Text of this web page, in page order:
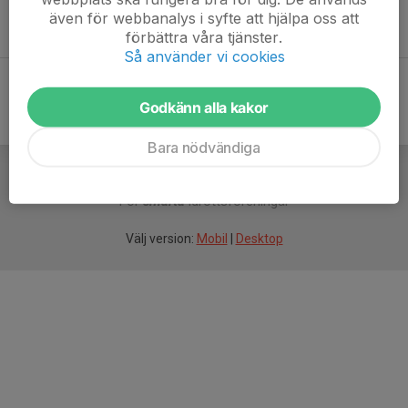
Onsdag 18:30 - 20:00 (alla nivåer)
Fredag 17:00 - 18:30 (öppen matta)
Försmartaidrottsföreningar
Välj version: Mobil Desktop
även för webbanalys i syfte att hjälpa oss att
förbättra våra tjänster.
Så använder vi cookies
Godkänn alla kakor
Bara nödvändiga